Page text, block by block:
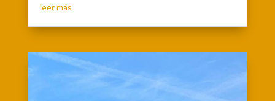
leer más